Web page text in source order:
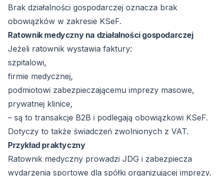
Brak działalności gospodarczej oznacza brak
obowiązków w zakresie KSeF.
Ratownik medyczny na działalności gospodarczej
Jeżeli ratownik wystawia faktury:
szpitalowi,
firmie medycznej,
podmiotowi zabezpieczającemu imprezy masowe,
prywatnej klinice,
– są to transakcje B2B i podlegają obowiązkowi KSeF.
Dotyczy to także świadczeń zwolnionych z VAT.
Przykład praktyczny
Ratownik medyczny prowadzi JDG i zabezpiecza
wydarzenia sportowe dla spółki organizującej imprezy.